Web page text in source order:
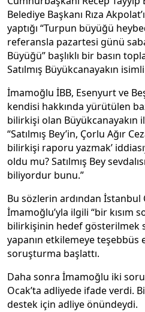
Belediye Başkanı Rıza
yaptığı “Turpun büyüğü
referansla pazartesi günü
Büyüğü” başlıklı bir basın
Satılmış Büyükcanayakın
İmamoğlu İBB, Esenyurt ve
kendisi hakkında yürütülen
bilirkişi olan Büyükcanayakın
“Satılmış Bey’in, Çorlu Ağır
bilirkişi raporu yazmak’
oldu mu? Satılmış Bey
biliyordur bunu.”
Bu sözlerin ardından İstanbul
İmamoğlu’yla ilgili “bir kısım
bilirkişinin hedef gösterilmek
yapanın etkilemeye teşebbüs
soruşturma başlattı.
Daha sonra İmamoğlu iki
Ocak’ta adliyede ifade verdi.
destek için adliye önündeydi.